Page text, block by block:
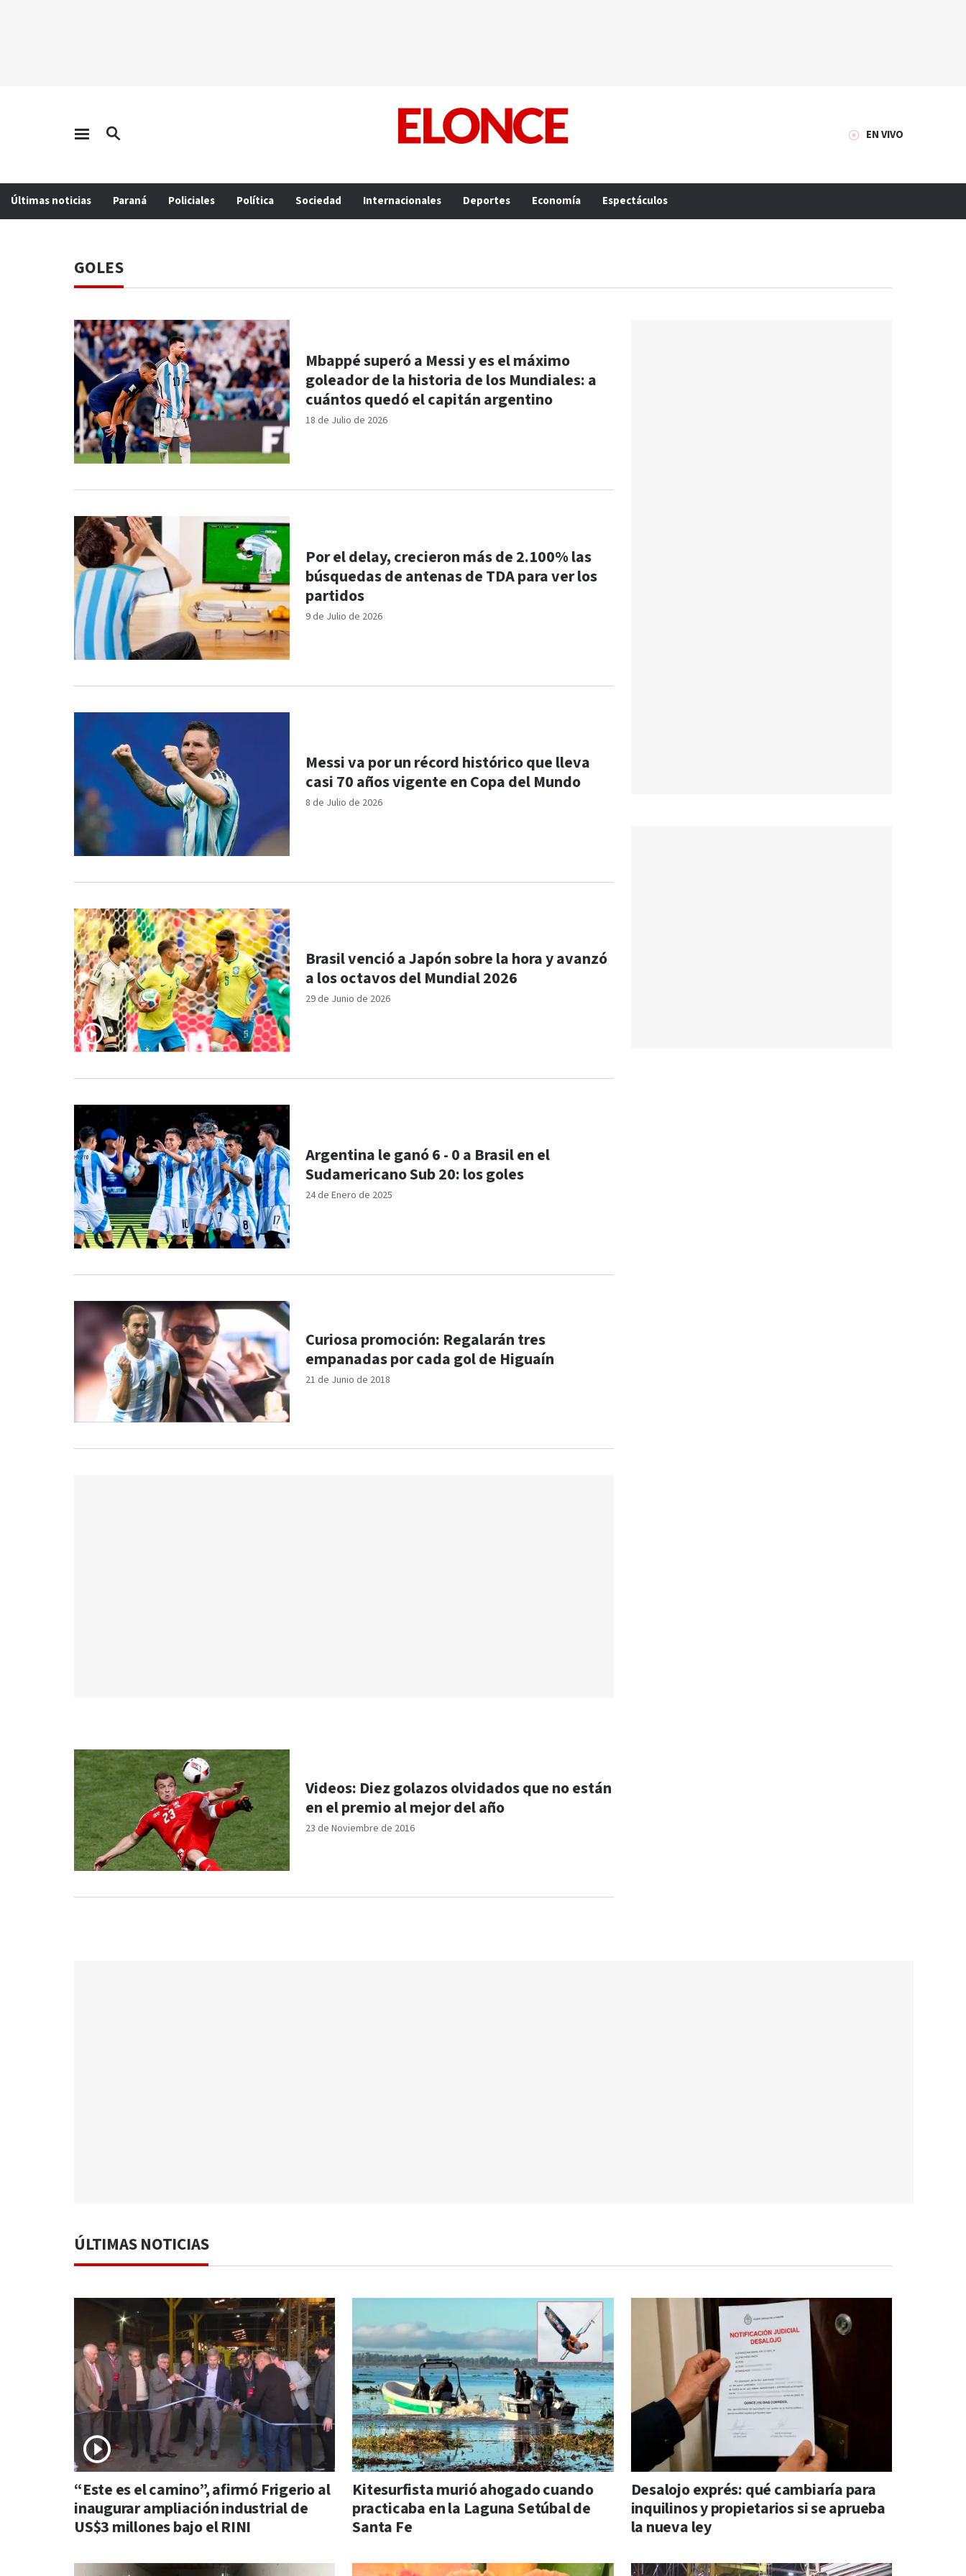
EN VIVO
Últimas noticias Paraná Policiales Política Sociedad Internacionales Deportes Economía Espectáculos
GOLES
18 de Julio de 2026
Mbappé superó a Messi y es el máximo
goleador de la historia de los Mundiales: a
cuántos quedó el capitán argentino
9 de Julio de 2026
Por el delay, crecieron más de 2.100% las
búsquedas de antenas de TDA para ver los
partidos
8 de Julio de 2026
Messi va por un récord histórico que lleva
casi 70 años vigente en Copa del Mundo
29 de Junio de 2026
Brasil venció a Japón sobre la hora y avanzó
a los octavos del Mundial 2026
24 de Enero de 2025
Argentina le ganó 6 - 0 a Brasil en el
Sudamericano Sub 20: los goles
21 de Junio de 2018
Curiosa promoción: Regalarán tres
empanadas por cada gol de Higuaín
23 de Noviembre de 2016
Videos: Diez golazos olvidados que no están
en el premio al mejor del año
ÚLTIMAS NOTICIAS
“Este es el camino”, afirmó Frigerio al
inaugurar ampliación industrial de
US$3 millones bajo el RINI
Kitesurfista murió ahogado cuando
practicaba en la Laguna Setúbal de
Santa Fe
Desalojo exprés: qué cambiaría para
inquilinos y propietarios si se aprueba
la nueva ley